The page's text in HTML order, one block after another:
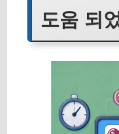
도움 되